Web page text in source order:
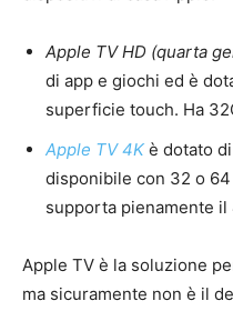
Apple TV HD (quarta
di app e giochi ed è
superficie touch. Ha
Apple TV 4K è dotato
disponibile con 32 o
supporta pienamente il
Apple TV è la soluzione
ma sicuramente non è il